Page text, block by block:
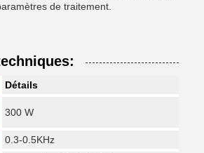
de traitement.
Détails
300 W
0.3-0.5KHz